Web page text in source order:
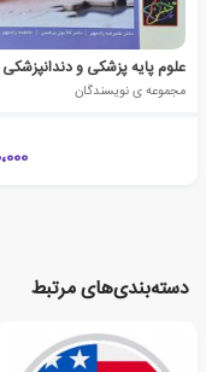
علوم پایه پزشکی و دندانپزشکی
مجموعه ی نویسندگان
دسته‌بندی‌های مرتبط